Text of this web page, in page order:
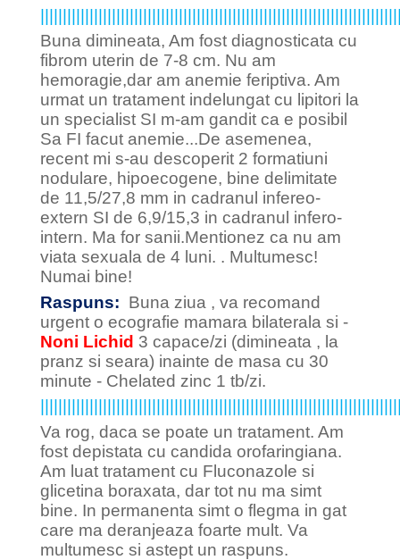
Buna dimineata, Am fost diagnosticata cu
fibrom uterin de 7-8 cm. Nu am
hemoragie,dar am anemie feriptiva. Am
urmat un tratament indelungat cu lipitori la
un specialist SI m-am gandit ca e posibil
Sa FI facut anemie...De asemenea,
recent mi s-au descoperit 2 formatiuni
nodulare, hipoecogene, bine delimitate
de 11,5/27,8 mm in cadranul infereo-
extern SI de 6,9/15,3 in cadranul infero-
intern. Ma for sanii.Mentionez ca nu am
viata sexuala de 4 luni. . Multumesc!
Numai bine!
Raspuns: Buna ziua , va recomand
urgent o ecografie mamara bilaterala si -
Noni Lichid 3 capace/zi (dimineata , la
pranz si seara) inainte de masa cu 30
minute - Chelated zinc 1 tb/zi.
Va rog, daca se poate un tratament. Am
fost depistata cu candida orofaringiana.
Am luat tratament cu Fluconazole si
glicetina boraxata, dar tot nu ma simt
bine. In permanenta simt o flegma in gat
care ma deranjeaza foarte mult. Va
multumesc si astept un raspuns.